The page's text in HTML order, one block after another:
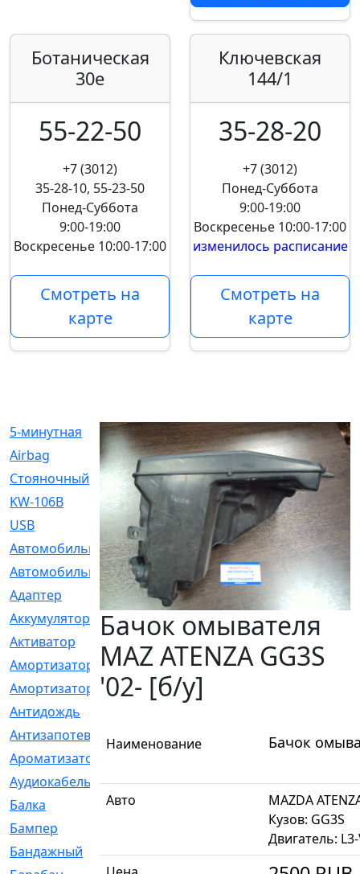
Ботаническая
30е
55-22-50
+7 (3012)
35-28-10, 55-23-50
Понед-Суббота
9:00-19:00
Воскресенье 10:00-17:00
Смотреть на
карте
Ключевская
144/1
35-28-20
+7 (3012)
Понед-Суббота
9:00-19:00
Воскресенье 10:00-17:00
изменилось расписание
Смотреть на
карте
5-минутная
[1]
Airbag
[18]
Cтояночный
[1]
KW-106B
[0]
USB
[6]
Автомобильное
[6]
Автомобильный
[6]
Адаптер
[3]
Аккумулятор
[2]
Активатор
[1]
Амортизатор
[608]
Амортизаторы
[21]
Антидождь
Антизапотеватель
Ароматизатор
Аудиокабель
[2]
Балка
Бампер
Бандажный
[6]
Бачок омывателя
MAZ ATENZA GG3S
'02- [б/у]
Наименование Бачок
Авто
MAZDA
Кузов: GG3S
Двигатель: L3-